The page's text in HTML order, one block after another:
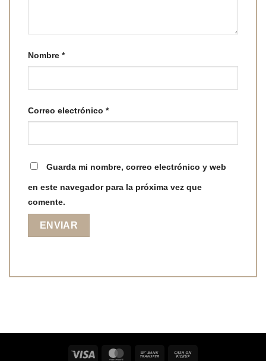
Nombre *
Correo electrónico *
Guarda mi nombre, correo electrónico y web
en este navegador para la próxima vez que
comente.
Visa MasterCardBank